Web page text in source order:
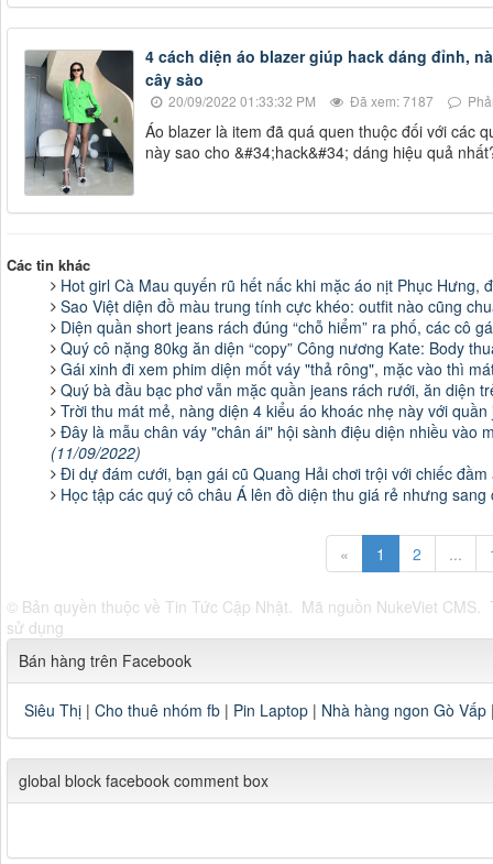
4 cách diện áo blazer giúp hack dáng đỉnh,
cây sào
20/09/2022 01:33:32 PM Đã xem: 7187
Áo blazer là item đã quá quen thuộc đối với các
này sao cho &#34;hack&#34; dáng hiệu quả
Các tin khác
Hot girl Cà Mau quyến rũ hết nấc khi mặc áo nịt Phục Hưng,
Sao Việt diện đồ màu trung tính cực khéo: outfit nào cũng
Diện quần short jeans rách đúng “chỗ hiểm” ra phố, các cô
Quý cô nặng 80kg ăn diện “copy” Công nương Kate: Body
Gái xinh đi xem phim diện mốt váy "thả rông", mặc vào thì
Quý bà đầu bạc phơ vẫn mặc quần jeans rách rưới, ăn diện
Trời thu mát mẻ, nàng diện 4 kiểu áo khoác nhẹ này với
Đây là mẫu chân váy "chân ái" hội sành điệu diện nhiều vào
(11/09/2022)
Đi dự đám cưới, bạn gái cũ Quang Hải chơi trội với chiếc
Học tập các quý cô châu Á lên đồ diện thu giá rẻ nhưng
« 1 2 ...
© Bản quyền thuộc về Tin Tức Cập Nhật Mã nguồn NukeViet CMS
sử dụng
Bán hàng trên Facebook
Siêu Thị | Cho thuê nhóm fb | Pin Laptop | Nhà hàng ngon Gò Vấp
global block facebook comment box